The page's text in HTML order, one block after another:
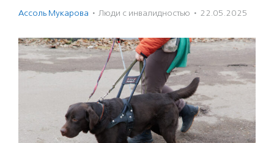
Ассоль Мукарова · Люди с инвалидностью · 22.05.2025